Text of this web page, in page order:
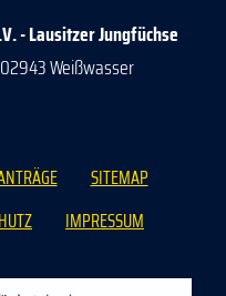
- Lausitzer Jungfüchse
Weißwasser
SITEMAP
IMPRESSUM